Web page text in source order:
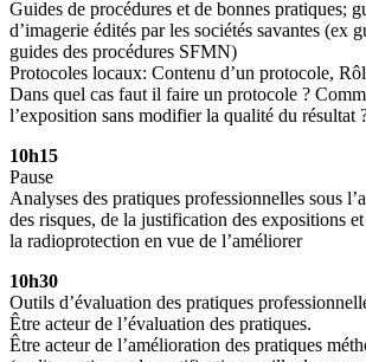
Guides de procédures et de bonnes pratiques;
d’imagerie édités par les sociétés savantes (ex
guides des procédures SFMN)
Protocoles locaux: Contenu d’un protocole,
Dans quel cas faut il faire un protocole ?
l’exposition sans modifier la qualité du résultat
10h15
Pause
Analyses des pratiques professionnelles sous
des risques, de la justification des expositions
la radioprotection en vue de l’améliorer
10h30
Outils d’évaluation des pratiques
Être acteur de l’évaluation des pratiques.
Être acteur de l’amélioration des pratiques